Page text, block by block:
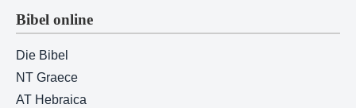
Bibel online
Die Bibel
NT Graece
AT Hebraica